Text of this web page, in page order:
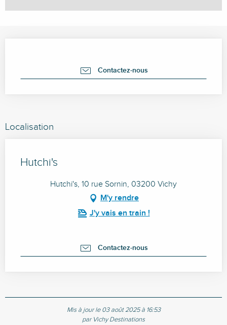
Contactez-nous
Localisation
Hutchi's
Hutchi's, 10 rue Sornin, 03200 Vichy
M'y rendre
J'y vais en train !
Contactez-nous
Mis à jour le 03 août 2025 à 16:53
par Vichy Destinations